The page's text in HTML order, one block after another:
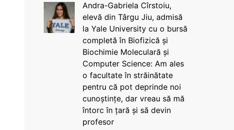
Andra-Gabriela Cîrstoiu,
elevă din Târgu Jiu, admisă
la Yale University cu o bursă
completă în Biofizică și
Biochimie Moleculară și
Computer Science: Am ales
o facultate în străinătate
pentru că pot deprinde noi
cunoștințe, dar vreau să mă
întorc în țară și să devin
profesor